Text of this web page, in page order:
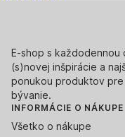
E-shop s každodennou
(s)novej inšpirácie a
ponukou produktov pre
bývanie.
INFORMÁCIE O NÁKUPE
Všetko o nákupe